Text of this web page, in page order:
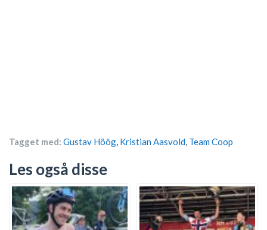
Tagget med: Gustav Höög Kristian Aasvold Team Coop
Les også disse